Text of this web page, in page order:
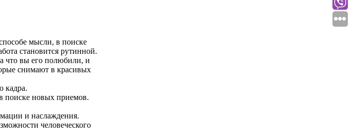
мысли, в поиске
становится рутинной.
что вы его полюбили, и
снимают в красивых
кадра.
поиске новых приемов.
и наслаждения.
человеческого